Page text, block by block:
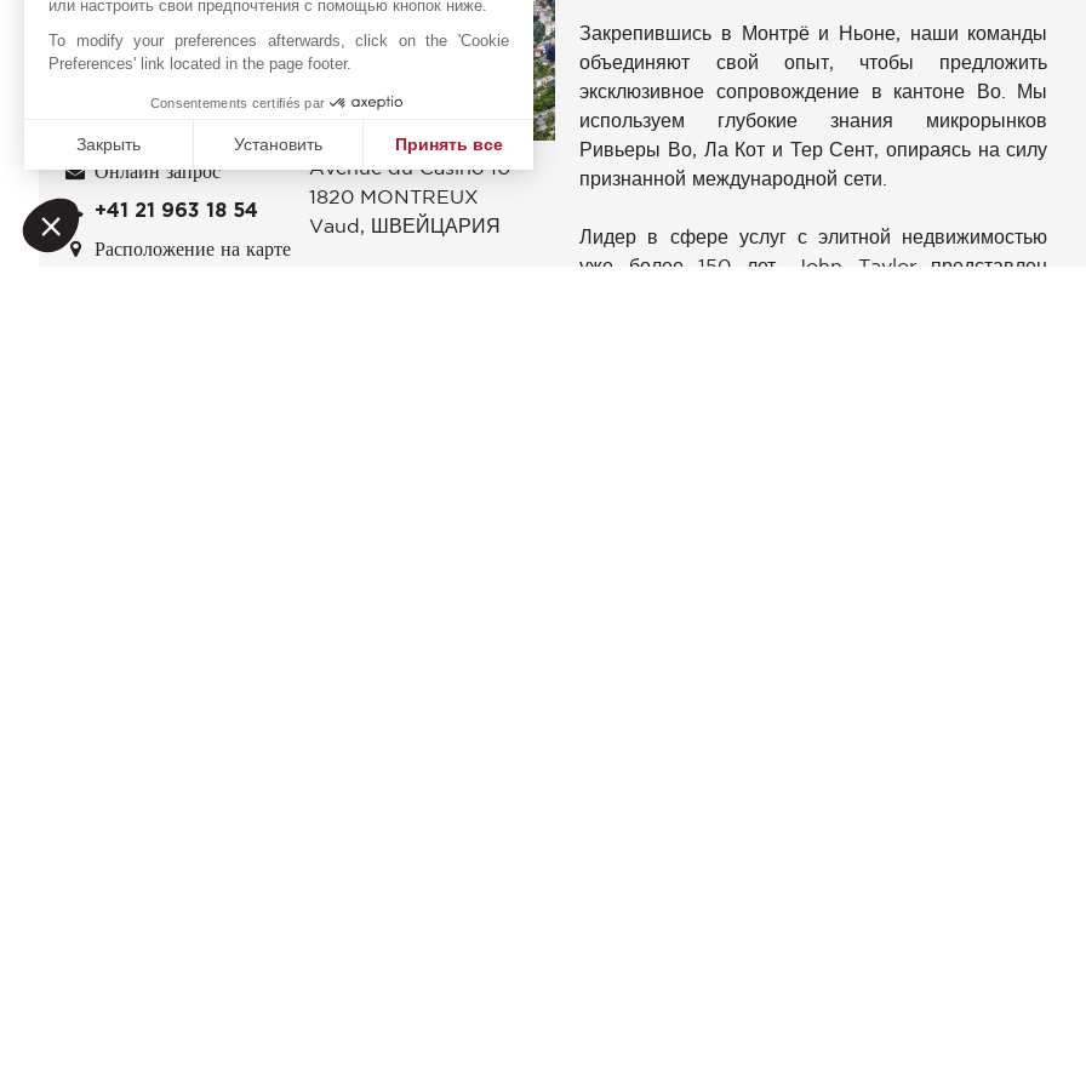
Онлайн запрос
+41 21 963 18 54
Расположение на карте
Avenue du Casino 10
1820 MONTREUX
Vaud, ШВЕЙЦАРИЯ
Закрепившись в Монтрё и Ньоне, наши команды
объединяют свой опыт, чтобы предложить
эксклюзивное сопровождение в кантоне Во. Мы
используем глубокие знания микрорынков
Ривьеры Во, Ла Кот и Тер Сент, опираясь на силу
признанной международной сети.
Лидер в сфере услуг с элитной недвижимостью
уже более 150 лет, John Taylor представлен
или настроить свои предпочтения с помощью кнопок ниже.
To modify your preferences afterwards, click on the 'Cookie
Preferences' link located in the page footer.
Consentements certifiés par
Закрыть Установить Принять все
Axeptio consent
Платформа управления согласием: настройте свои параметры
Наша платформа позволяет вам настраивать параметры конфиденциальности и управлять ими, обеспечивая